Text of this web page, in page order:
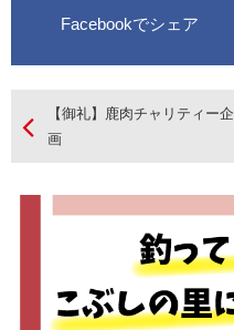
Facebookでシェア
【御礼】鹿肉チャリティー企
画